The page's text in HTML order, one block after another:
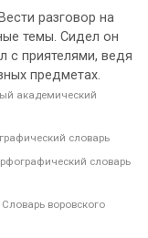
разговор на
темы. Сидел он
с приятелями, ведя
предметах.
академический
словарь
словарь
Словарь воровского